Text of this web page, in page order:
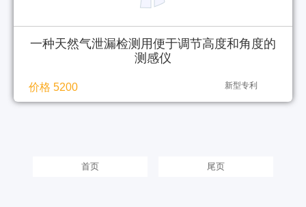
一种天然气泄漏检测用便于调节高度和角度的
测感仪
价格 5200 新型专利
首页 尾页